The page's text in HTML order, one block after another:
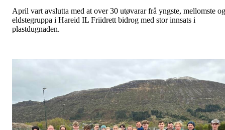
April vart avslutta med at over 30 utøvarar frå yngste, mellomste og
eldstegruppa i Hareid IL Friidrett bidrog med stor innsats i
plastdugnaden.